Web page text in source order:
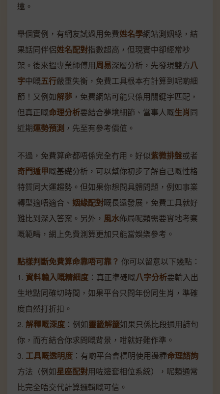
遠。
舉個實例，有網友試過用免費姓名學網站測姻緣，結
果話同伴侶姓名配對指數超高，但現實中卻經常吵
架。後來搵專業師傅用周易深層分析，先發現雙方八
字中嘅五行嚴重失衡，免費工具根本冇計算到呢啲細
節！又例如解夢 ，免費網站可能只係用關鍵字匹配，
但真正嘅命理分析要結合夢境細節、當事人嘅生肖同
近期運勢預測 ，先至有參考價值。
不過，免費算命都唔係完全冇用。好似紫微排盤或者
奇門遁甲嘅基礎分析，可以幫你初步了解自己嘅性格
特質同大運趨勢。但如果你想問具體問題，例如事業
轉型適唔適合、 姻緣配對嘅長遠發展，免費工具就好
難比到深入答案。另外， 風水佈局呢類需要實地考察
嘅範疇，網上免費測算更加只能當娛樂參考。
點樣判斷免費算命靠唔可靠？ 你可以留意以下幾點：
1. 資料輸入嘅精細度 ：真正準確嘅八字分析要輸入出
生地點同確切時間，如果平台只問年份同生肖，準確
度自然打折扣。
2. 解釋嘅深度 ：例如靈籤解籤如果只係比段通用詩句
你，而冇結合你求問嘅背景，咁就好難作準。
3. 工具嘅透明度 ：有啲平台會標明使用邊種命理諮詢
方法（例如星座配對用咗邊套相位系統），呢類通常
比完全唔交代計算邏輯嘅可信。